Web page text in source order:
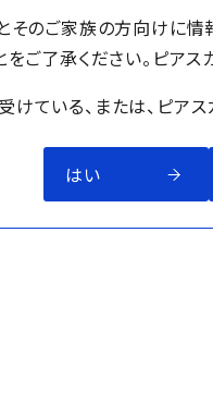
そのご家族の方向けに
ご了承ください。ピア
ている、または、ピア
はい